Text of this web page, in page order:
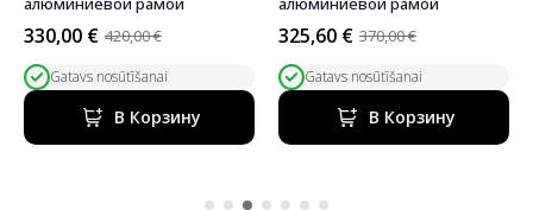
420,00€
Первоначальная
цена
составляла
420,00 €.
330,00 €
Текущая
цена:
330,00 €.
Gatavs nosūtīšanai
В Корзину
370,00€
Первоначальная
цена
составляла
370,00 €.
325,60 €
Текущая
цена:
325,60 €.
Gatavs nosūtīšanai
В Корзину